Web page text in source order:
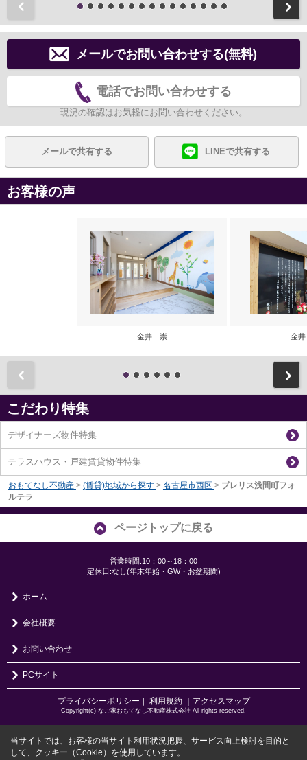
メールでお問い合わせする(無料)
電話でお問い合わせする
現況の確認はお気軽にお問い合わせください。
メールで共有する LINEで共有する
お客様の声
金井 崇 金
こだわり特集
デザイナーズ物件特集
テラスハウス・戸建賃貸物件特集
おもてなし不動産 > (賃貸)地域から探す > 名古屋市西区 > プレリス浅間町フォ
ルテラ
ページトップに戻る
営業時間:10：00～18：00
定休日:なし(年末年始・GW・お盆期間)
ホーム
会社概要
お問い合わせ
PCサイト
プライバシーポリシー 利用規約 ｜アクセスマップ
Copyright(c) なご家おもてなし不動産株式会社 All rights reserved.
当サイトでは、お客様の当サイト利用状況把握、サービス向上検討を目的と
して、クッキー（Cookie）を使用しています。